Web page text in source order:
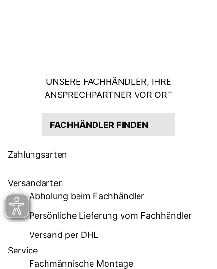
UNSERE FACHHÄNDLER, IHRE
ANSPRECHPARTNER VOR ORT
FACHHÄNDLER FINDEN
Zahlungsarten
Versandarten
Abholung beim Fachhändler
Persönliche Lieferung vom Fachhändler
Versand per DHL
Service
Fachmännische Montage